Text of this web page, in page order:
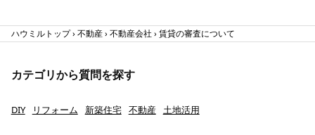
ハウミルトップ 不動産 不動産会社 賃貸の審査について
カテゴリから質問を探す
DIY リフォーム 新築住宅 不動産 土地活用